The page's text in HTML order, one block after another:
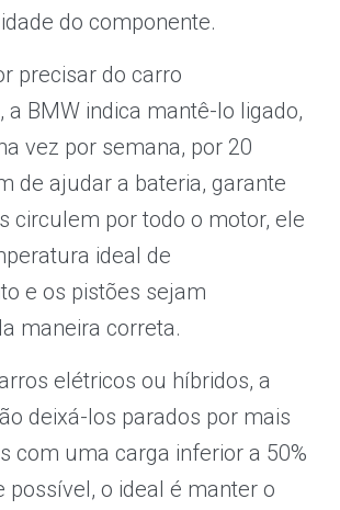
do componente.
precisar do carro
a BMW indica mantê-lo ligado,
vez por semana, por 20
de ajudar a bateria, garante
circulem por todo o motor, ele
ideal de
e os pistões sejam
maneira correta.
elétricos ou híbridos, a
deixá-los parados por mais
com uma carga inferior a 50%
possível, o ideal é manter o